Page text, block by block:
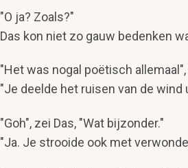
"O ja? Zoals?"
Das kon niet zo gauw bedenken
"Het was nogal poëtisch
"Je deelde het ruisen van de
"Goh", zei Das, "Wat bijzonder."
"Ja. Je strooide ook met